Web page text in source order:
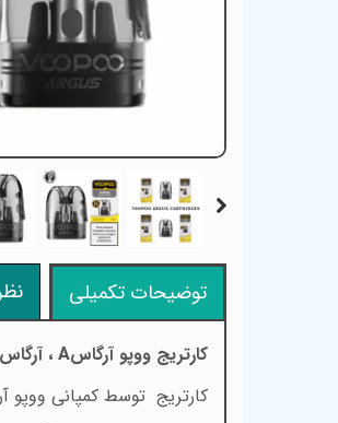
توضیحات تکمیلی
کارتریج ووپو آرگاسA ، آرگاس
کارتریج توسط کمپانی ووپو